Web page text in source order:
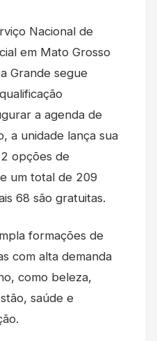
Nacional de
em Mato Grosso
Grande segue
a agenda de
a unidade lança sua
opções de
um total de 209
68 são gratuitas.
formações de
com alta demanda
como beleza,
saúde e